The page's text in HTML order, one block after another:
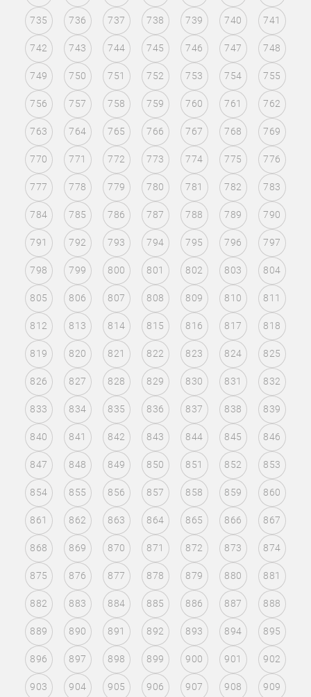
735 736 737 738 739 740 741
742 743 744 745 746 747 748
749 750 751 752 753 754 755
756 757 758 759 760 761 762
763 764 765 766 767 768 769
770 771 772 773 774 775 776
777 778 779 780 781 782 783
784 785 786 787 788 789 790
791 792 793 794 795 796 797
798 799 800 801 802 803 804
805 806 807 808 809 810 811
812 813 814 815 816 817 818
819 820 821 822 823 824 825
826 827 828 829 830 831 832
833 834 835 836 837 838 839
840 841 842 843 844 845 846
847 848 849 850 851 852 853
854 855 856 857 858 859 860
861 862 863 864 865 866 867
868 869 870 871 872 873 874
875 876 877 878 879 880 881
882 883 884 885 886 887 888
889 890 891 892 893 894 895
896 897 898 899 900 901 902
903 904 905 906 907 908 909